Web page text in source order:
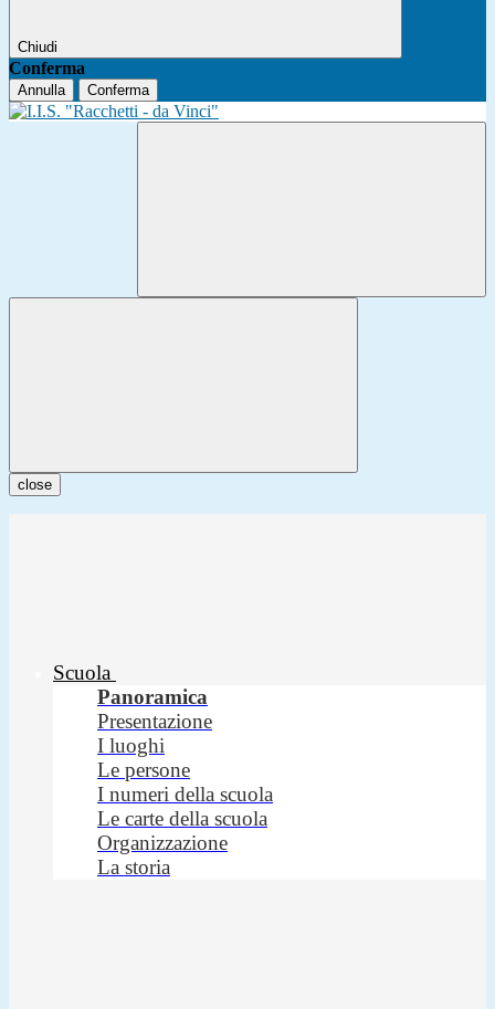
Chiudi
Conferma
Annulla Conferma
close
Scuola
Panoramica
Presentazione
I luoghi
Le persone
I numeri della scuola
Le carte della scuola
Organizzazione
La storia